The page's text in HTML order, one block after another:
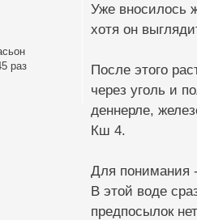
раз
Уже вносилось
хотя он
После этого
через уголь и
деннерле,
Кш 4.
Для понимания
В этой воде
предпосылок